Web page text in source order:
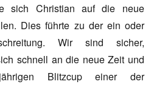
sich Christian auf die neue
Dies führte zu der ein oder
Wir sind sicher,
schnell an die neue Zeit und
Blitzcup einer der